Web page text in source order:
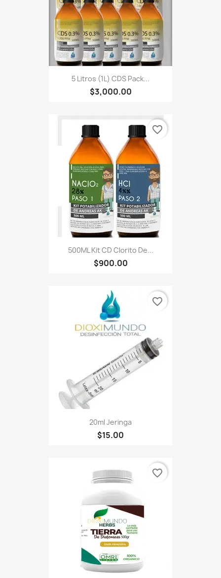
5 Litros (1L) CDS Pack...
$3,000.00
500ML Kit CD Clorito De...
$900.00
favorite_border
20ml Jeringa
$15.00
favorite_border
favorite_border